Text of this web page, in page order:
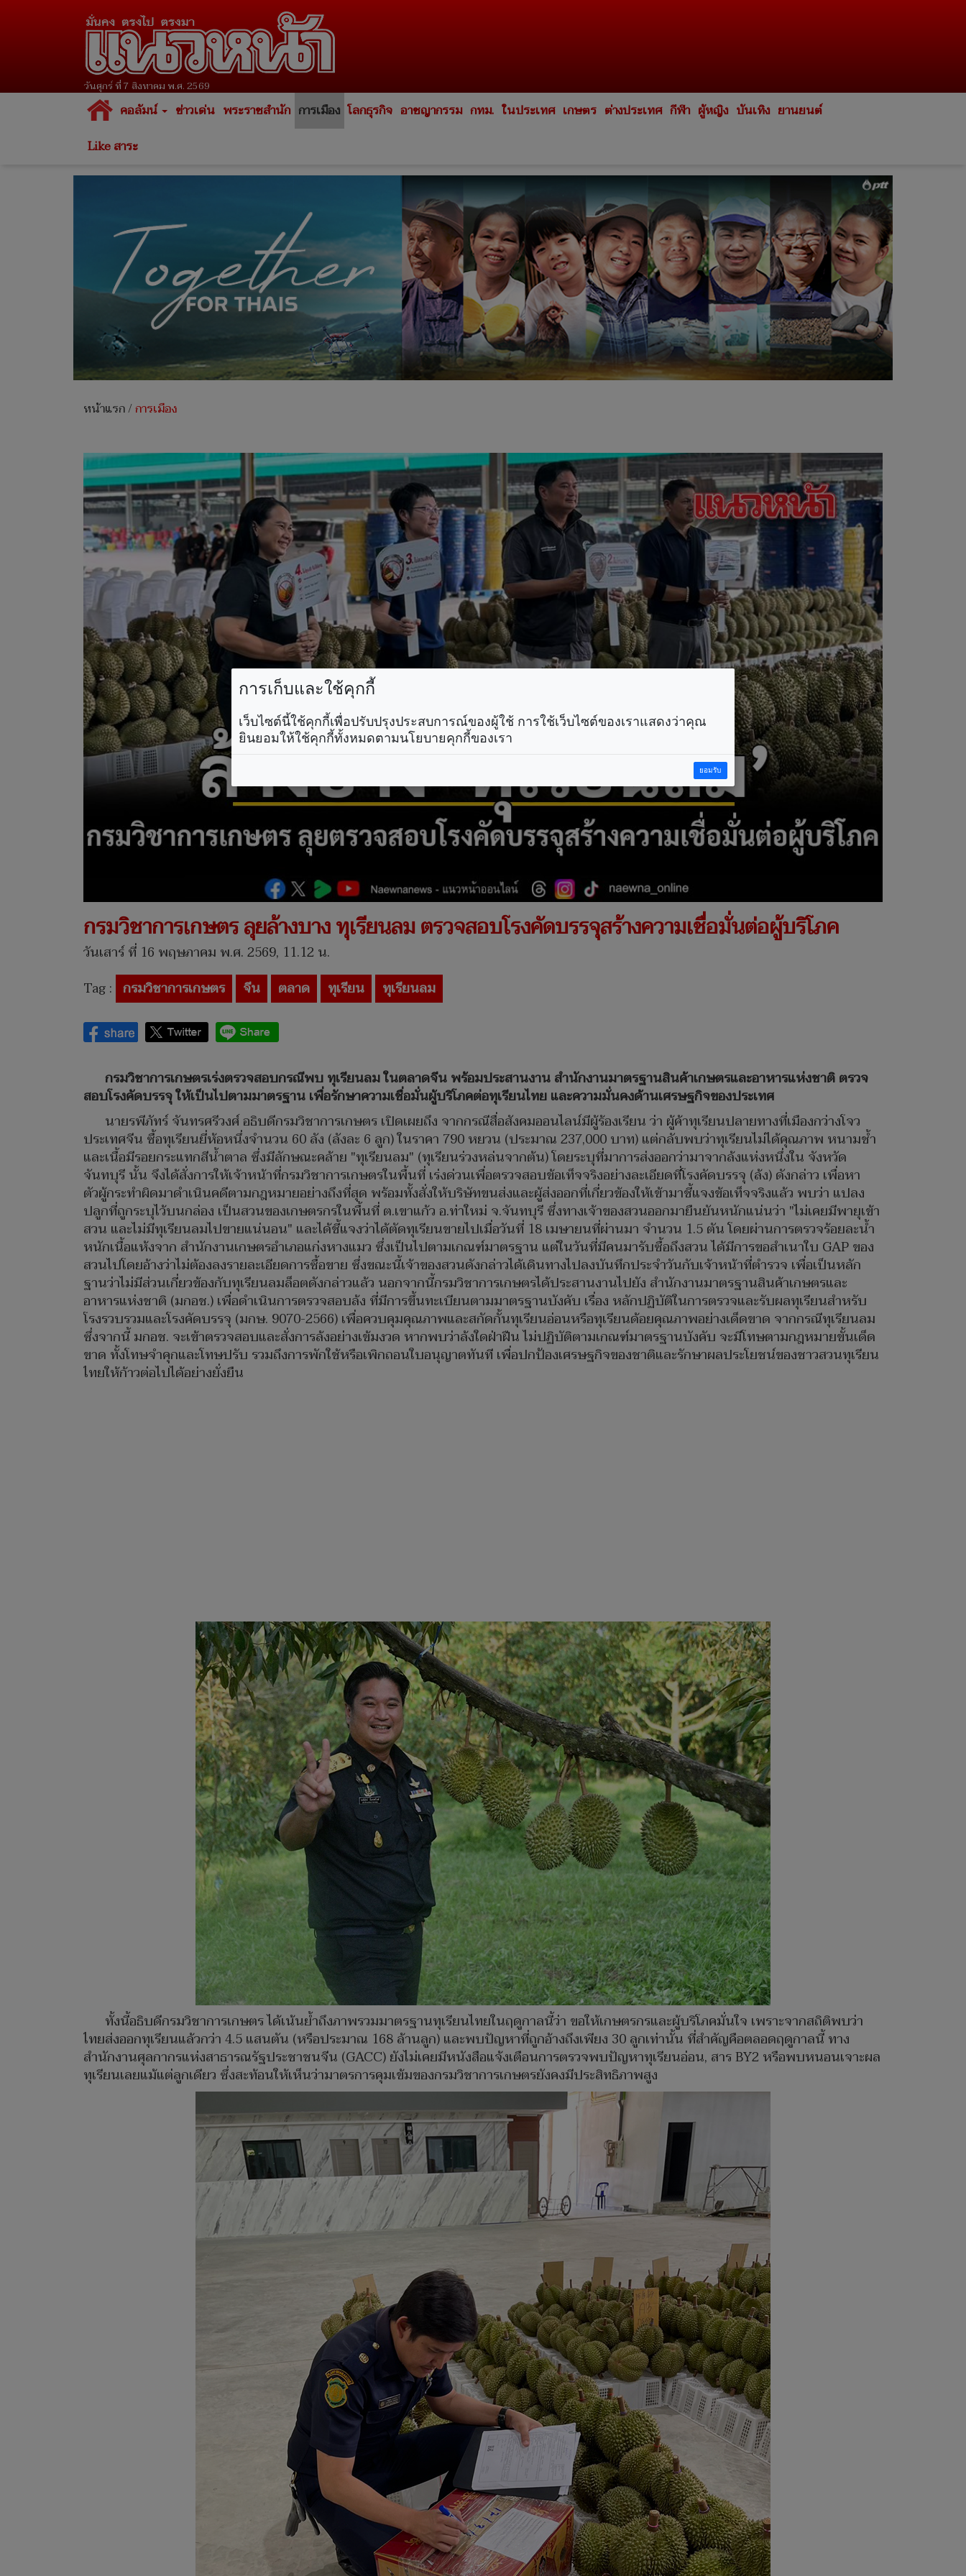
วันศุกร์ ที่ 7 สิงหาคม พ.ศ. 2569
คอลัมน์ ข่าวเด่น พระราชสำนัก การเมือง โลกธุรกิจ อาชญากรรม กทม. ในประเทศ เกษตร ต่างประเทศ กีฬา ผู้หญิง บันเทิง ยานยนต์
Like สาระ
หน้าแรก/การเมือง
กรมวิชาการเกษตร ลุยล้างบาง ทุเรียนลม ตรวจสอบโรงคัดบรรจุสร้างความเชื่อมั่นต่อผู้บริโภค
วันเสาร์ ที่ 16 พฤษภาคม พ.ศ. 2569, 11.12 น.
Tag : กรมวิชาการเกษตร จีน ตลาด ทุเรียน ทุเรียนลม
กรมวิชาการเกษตรเร่งตรวจสอบกรณีพบ ทุเรียนลม ในตลาดจีน พร้อมประสานงาน สำนักงานมาตรฐานสินค้าเกษตรและอาหารแห่งชาติ ตรวจ
สอบโรงคัดบรรจุ ให้เป็นไปตามมาตรฐาน เพื่อรักษาความเชื่อมั่นผู้บริโภคต่อทุเรียนไทย และความมั่นคงด้านเศรษฐกิจของประเทศ
นายรพีภัทร์ จันทรศรีวงศ์ อธิบดีกรมวิชาการเกษตร เปิดเผยถึง จากกรณีสื่อสังคมออนไลน์มีผู้ร้องเรียน ว่า ผู้ค้าทุเรียนปลายทางที่เมืองกว่างโจว
ประเทศจีน ซื้อทุเรียนยี่ห้อหนึ่งจำนวน 60 ลัง (ลังละ 6 ลูก) ในราคา 790 หยวน (ประมาณ 237,000 บาท) แต่กลับพบว่าทุเรียนไม่ได้คุณภาพ หนามช้ำ
และเนื้อมีรอยกระแทกสีน้ำตาล ซึ่งมีลักษณะคล้าย "ทุเรียนลม" (ทุเรียนร่วงหล่นจากต้น) โดยระบุที่มาการส่งออกว่ามาจากล้งแห่งหนึ่งใน จังหวัด
จันทบุรี นั้น จึงได้สั่งการให้เจ้าหน้าที่กรมวิชาการเกษตรในพื้นที่ เร่งด่วนเพื่อตรวจสอบข้อเท็จจริงอย่างละเอียดที่โรงคัดบรรจุ (ล้ง) ดังกล่าว เพื่อหา
ตัวผู้กระทำผิดมาดำเนินคดีตามกฎหมายอย่างถึงที่สุด พร้อมทั้งสั่งให้บริษัทขนส่งและผู้ส่งออกที่เกี่ยวข้องให้เข้ามาชี้แจงข้อเท็จจริงแล้ว พบว่า แปลง
ปลูกที่ถูกระบุไว้บนกล่อง เป็นสวนของเกษตรกรในพื้นที่ ต.เขาแก้ว อ.ท่าใหม่ จ.จันทบุรี ซึ่งทางเจ้าของสวนออกมายืนยันหนักแน่นว่า "ไม่เคยมีพายุเข้า
สวน และไม่มีทุเรียนลมไปขายแน่นอน" และได้ชี้แจงว่าได้ตัดทุเรียนขายไปเมื่อวันที่ 18 เมษายนที่ผ่านมา จำนวน 1.5 ตัน โดยผ่านการตรวจร้อยละน้ำ
หนักเนื้อแห้งจาก สำนักงานเกษตรอำเภอแก่งหางแมว ซึ่งเป็นไปตามเกณฑ์มาตรฐาน แต่ในวันที่มีคนมารับซื้อถึงสวน ได้มีการขอสำเนาใบ GAP ของ
สวนไปโดยอ้างว่าไม่ต้องลงรายละเอียดการซื้อขาย ซึ่งขณะนี้เจ้าของสวนดังกล่าวได้เดินทางไปลงบันทึกประจำวันกับเจ้าหน้าที่ตำรวจ เพื่อเป็นหลัก
ฐานว่าไม่มีส่วนเกี่ยวข้องกับทุเรียนลมล็อตดังกล่าวแล้ว นอกจากนี้กรมวิชาการเกษตรได้ประสานงานไปยัง สำนักงานมาตรฐานสินค้าเกษตรและ
อาหารแห่งชาติ (มกอช.) เพื่อดำเนินการตรวจสอบล้ง ที่มีการขึ้นทะเบียนตามมาตรฐานบังคับ เรื่อง หลักปฏิบัติในการตรวจและรับผลทุเรียนสำหรับ
โรงรวบรวมและโรงคัดบรรจุ (มกษ. 9070-2566) เพื่อควบคุมคุณภาพและสกัดกั้นทุเรียนอ่อนหรือทุเรียนด้อยคุณภาพอย่างเด็ดขาด จากกรณีทุเรียนลม
ซึ่งจากนี้ มกอช. จะเข้าตรวจสอบและสั่งการล้งอย่างเข้มงวด หากพบว่าล้งใดฝ่าฝืน ไม่ปฏิบัติตามเกณฑ์มาตรฐานบังคับ จะมีโทษตามกฎหมายขั้นเด็ด
ขาด ทั้งโทษจำคุกและโทษปรับ รวมถึงการพักใช้หรือเพิกถอนใบอนุญาตทันที เพื่อปกป้องเศรษฐกิจของชาติและรักษาผลประโยชน์ของชาวสวนทุเรียน
ไทยให้ก้าวต่อไปได้อย่างยั่งยืน
ทั้งนี้อธิบดีกรมวิชาการเกษตร ได้เน้นย้ำถึงภาพรวมมาตรฐานทุเรียนไทยในฤดูกาลนี้ว่า ขอให้เกษตรกรและผู้บริโภคมั่นใจ เพราะจากสถิติพบว่า
ไทยส่งออกทุเรียนแล้วกว่า 4.5 แสนตัน (หรือประมาณ 168 ล้านลูก) และพบปัญหาที่ถูกอ้างถึงเพียง 30 ลูกเท่านั้น ที่สำคัญคือตลอดฤดูกาลนี้ ทาง
สำนักงานศุลกากรแห่งสาธารณรัฐประชาชนจีน (GACC) ยังไม่เคยมีหนังสือแจ้งเตือนการตรวจพบปัญหาทุเรียนอ่อน, สาร BY2 หรือพบหนอนเจาะผล
ทุเรียนเลยแม้แต่ลูกเดียว ซึ่งสะท้อนให้เห็นว่ามาตรการคุมเข้มของกรมวิชาการเกษตรยังคงมีประสิทธิภาพสูง
การเก็บและใช้คุกกี้
เว็บไซต์นี้ใช้คุกกี้เพื่อปรับปรุงประสบการณ์ของผู้ใช้ การใช้เว็บไซต์ของเราแสดงว่าคุณ
ยินยอมให้ใช้คุกกี้ทั้งหมดตามนโยบายคุกกี้ของเรา
ยอมรับ